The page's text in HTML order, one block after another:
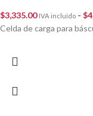
$3,335.00 IVA incluído - $
Celda de carga para